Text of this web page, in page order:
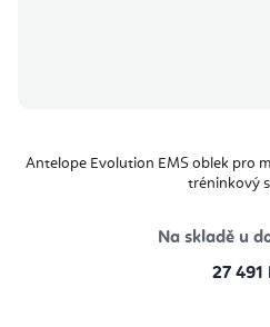
Antelope Evolution EMS oblek pro
tréninkový
Na skladě u
27 491